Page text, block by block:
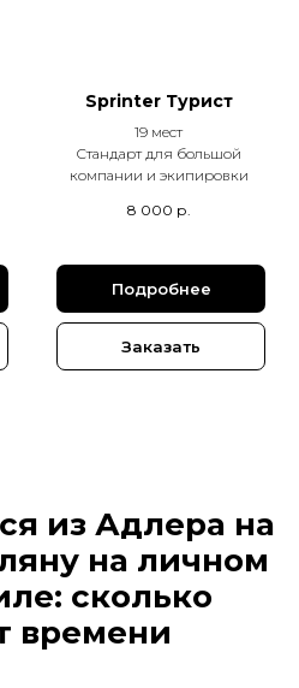
Sprinter Турист
19 мест
Стандарт для большой
компании и экипировки
8 000 р.
Подробнее
Заказать
из Адлера на
на личном
сколько
времени